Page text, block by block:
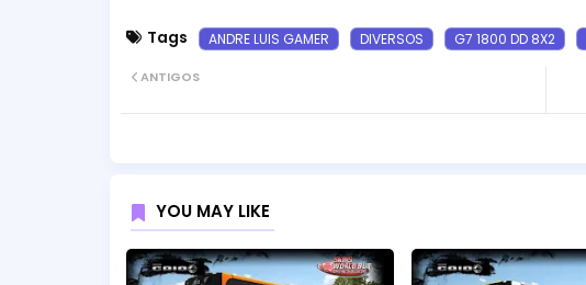
Tags ANDRE LUIS GAMER DIVERSOS G7 1800 DD 8X2
ANTIGOS
YOU MAY LIKE